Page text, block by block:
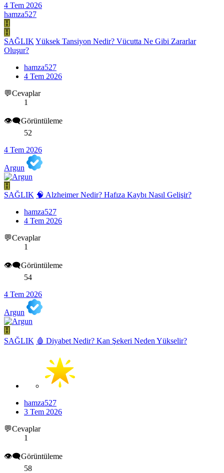
4 Tem 2026
hamza527
H
H
SAĞLIK Yüksek Tansiyon Nedir? Vücutta Ne Gibi Zararlar
Oluşur?
hamza527
4 Tem 2026
💬Cevaplar
1
👁️‍🗨️Görüntüleme
52
4 Tem 2026
Argun
H
SAĞLIK 🧠 Alzheimer Nedir? Hafıza Kaybı Nasıl Gelişir?
hamza527
4 Tem 2026
💬Cevaplar
1
👁️‍🗨️Görüntüleme
54
4 Tem 2026
Argun
H
SAĞLIK 🩸 Diyabet Nedir? Kan Şekeri Neden Yükselir?
hamza527
3 Tem 2026
💬Cevaplar
1
👁️‍🗨️Görüntüleme
58